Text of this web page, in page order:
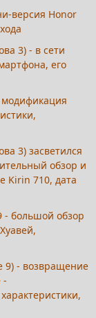
версия Honor
3) - в сети
его
3) засветился
обзор и
Kirin 710, дата
- большой обзор
9) - возвращение
-